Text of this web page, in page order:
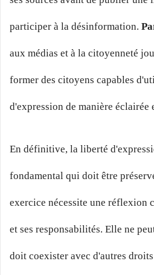
participer à la désinformation.
aux médias et à la citoyenneté
former des citoyens capables
d'expression de manière éclairée
En définitive, la liberté
fondamental qui doit être
exercice nécessite une réflexion
et ses responsabilités. Elle ne
doit coexister avec d'autres